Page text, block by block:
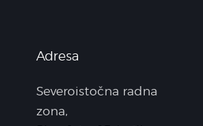
Adresa
Severoistočna radna
zona,